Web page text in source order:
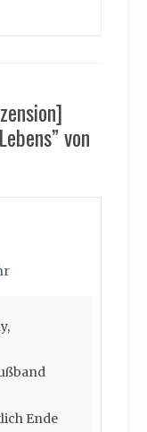
von
Ende